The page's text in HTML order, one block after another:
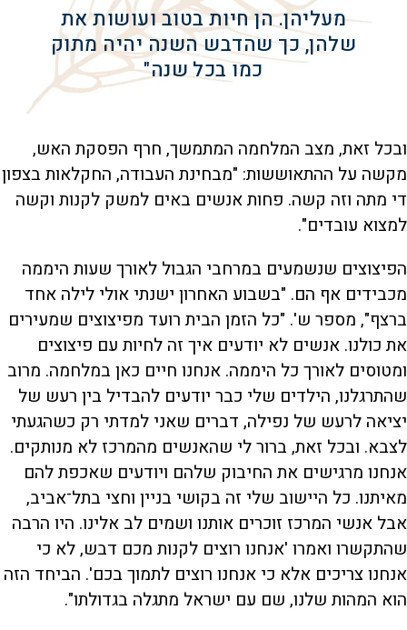
מעליהן. הן חיות בטוב ועושות את
שלהן, כך שהדבש השנה יהיה מתוק
כמו בכל שנה"
ובכל זאת, מצב המלחמה המתמשך, חרף הפסקת האש,
מקשה על ההתאוששות: "מבחינת העבודה, החקלאות בצפון
די מתה וזה קשה. פחות אנשים באים למשק לקנות וקשה
למצוא עובדים".
הפיצוצים שנשמעים במרחבי הגבול לאורך שעות היממה
מכבידים אף הם. "בשבוע האחרון ישנתי אולי לילה אחד
ברצף", מספר ש'. "כל הזמן הבית רועד מפיצוצים שמעירים
את כולנו. אנשים לא יודעים איך זה לחיות עם פיצוצים
ומטוסים לאורך כל היממה. אנחנו חיים כאן במלחמה. מרוב
שהתרגלנו, הילדים שלי כבר יודעים להבדיל בין רעש של
יציאה לרעש של נפילה, דברים שאני למדתי רק כשהגעתי
לצבא. ובכל זאת, ברור לי שהאנשים מהמרכז לא מנותקים.
אנחנו מרגישים את החיבוק שלהם ויודעים שאכפת להם
מאיתנו. כל היישוב שלי זה בקושי בניין וחצי בתל־אביב,
אבל אנשי המרכז זוכרים אותנו ושמים לב אלינו. היו הרבה
שהתקשרו ואמרו 'אנחנו רוצים לקנות מכם דבש, לא כי
אנחנו צריכים אלא כי אנחנו רוצים לתמוך בכם'. הביחד הזה
הוא המהות שלנו, שם עם ישראל מתגלה בגדולתו".